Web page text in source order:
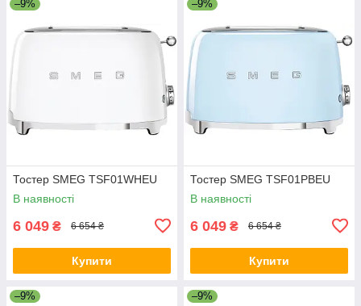
–9%
Тостер SMEG TSF01WHEU
В наявності
6 049 ₴ 6 654 ₴
Купити
–9%
Тостер SMEG TSF01PBEU
В наявності
6 049 ₴ 6 654 ₴
Купити
–9% –9%